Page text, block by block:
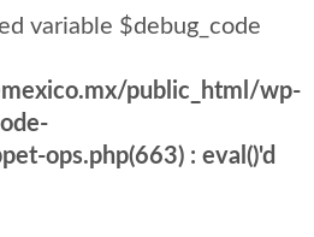
variable $debug_code
public_html/wp-
ops.php(663) : eval()'d